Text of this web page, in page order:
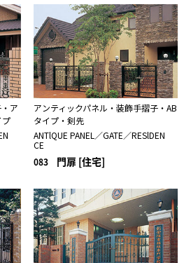
ア
プ
アンティックパネル・装飾手摺子・AB
タイプ・剣先
ANTlQUE PANEL／GATE／RESlDEN
CE
083 門扉 [住宅]